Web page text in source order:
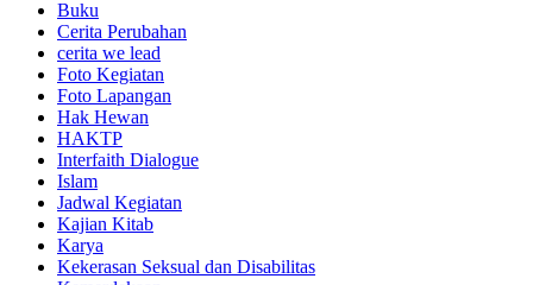
Buku
Cerita Perubahan
cerita we lead
Foto Kegiatan
Foto Lapangan
Hak Hewan
HAKTP
Interfaith Dialogue
Islam
Jadwal Kegiatan
Kajian Kitab
Karya
Kekerasan Seksual dan Disabilitas